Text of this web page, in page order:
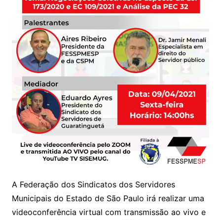
A Federação dos Sindicatos dos Servidores
Municipais do Estado de São Paulo irá realizar uma
videoconferência virtual com transmissão ao vivo e